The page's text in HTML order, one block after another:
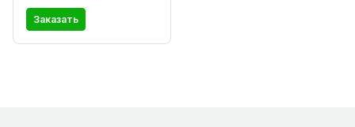
Заказать